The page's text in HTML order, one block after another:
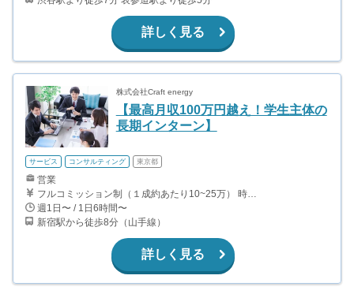
詳しく見る
株式会社Craft energy
【最高月収100万円越え！学生主体の
長期インターン】
サービス コンサルティング 東京都
営業
フルコミッション制（１成約あたり10~25万） 時給換算で（2000円〜2500円）程度が目安となります。 月100万を稼ぐ学生多数在籍しています。 ■収入例 〇入社1か月目（早稲田大学2年生） 役職：アポインター 月間1契約×10万円＝10万円 ＋交通費 〇入社3か月目（明治大学2年生） 役職：アポインター 月間2契約×13万円＝26万円 ＋交通費 〇入社6か月目（慶應義塾大学3年生） 役職：アポインター 月間5契約×15万円＝75万円 ＋交通費 〇入社15か月目（東京大学3年生） 役職：クローザー 月間3契約×25万=75万円 ＋交通費 交通費支給あり
週1日〜 / 1日6時間〜
新宿駅から徒歩8分（山手線）
詳しく見る